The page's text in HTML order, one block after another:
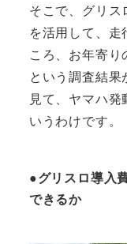
そこで、グリ
を活用して、
ころ、お年寄
という調査結
見て、ヤマハ
いうわけです。
●グリスロ導入
できるか